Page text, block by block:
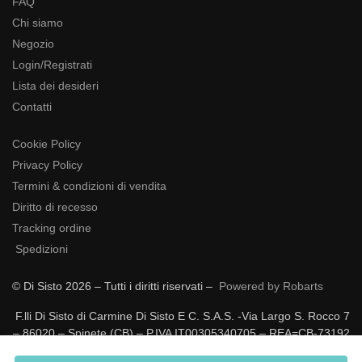
Chi siamo
Negozio
Login/Registrati
Lista dei desideri
Contatti
Cookie Policy
Privacy Policy
Termini & condizioni di vendita
Diritto di recesso
Tracking ordine
Spedizioni
© Di Sisto 2026 – Tutti i diritti riservati – Powered by Robarts
F.lli Di Sisto di Carmine Di Sisto E C. S.A.S. -Via Largo S. Rocco 7
– 86020 – Spinete (CB) – P.IVA IT00305340705 – REA=CB-73192